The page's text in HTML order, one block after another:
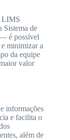
LIMS
Sistema de
é possível
minimizar a
da equipe
valor
informações
e facilita o
além de